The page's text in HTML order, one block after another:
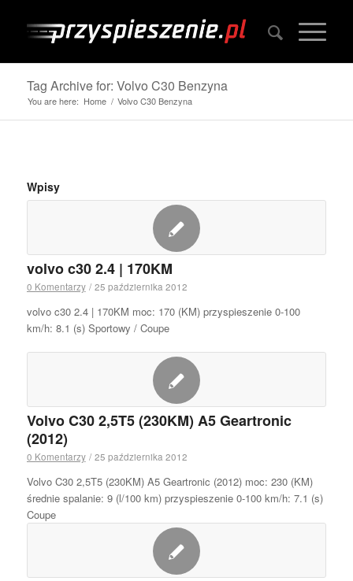
Tag Archive for: Volvo C30 Benzyna
You are here: Home / Volvo C30 Benzyna
Wpisy
volvo c30 2.4 | 170KM
0 Komentarzy / 25 października 2012
volvo c30 2.4 | 170KM moc: 170 (KM) przyspieszenie 0-100
km/h: 8.1 (s) Sportowy / Coupe
Volvo C30 2,5T5 (230KM) A5 Geartronic
(2012)
0 Komentarzy / 25 października 2012
Volvo C30 2,5T5 (230KM) A5 Geartronic (2012) moc: 230 (KM)
średnie spalanie: 9 (l/100 km) przyspieszenie 0-100 km/h: 7.1 (s)
Coupe